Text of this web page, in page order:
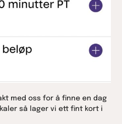
med oss for å finne en dag
så lager vi ett fint kort i